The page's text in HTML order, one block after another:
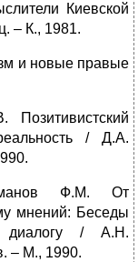
Киевской
– К., 1981.
и новые правые
/ Д.А.
Ф.М. От
мнений: Беседы
диалогу / А.Н.
– М., 1990.